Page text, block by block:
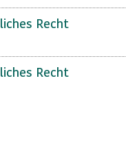
Recht
Recht